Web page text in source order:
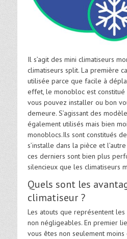
Il s’agit des mini climatiseurs
climatiseurs split. La première
utilisée parce que facile à
effet, le monobloc est constitué
vous pouvez installer ou bon
demeure. S’agissant des
également utilisés mais bien
monoblocs.Ils sont constitués
s’installe dans la pièce et
ces derniers sont bien plus
silencieux que les climatiseurs
Quels sont les
climatiseur ?
Les atouts que représentent
non négligeables. En premier
vous êtes non seulement